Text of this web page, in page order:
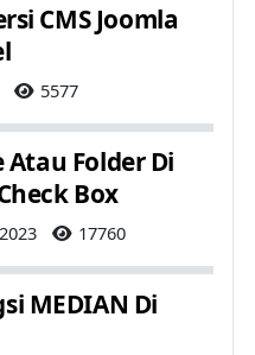
CMS Joomla
5577
Atau Folder Di
Box
17760
MEDIAN Di